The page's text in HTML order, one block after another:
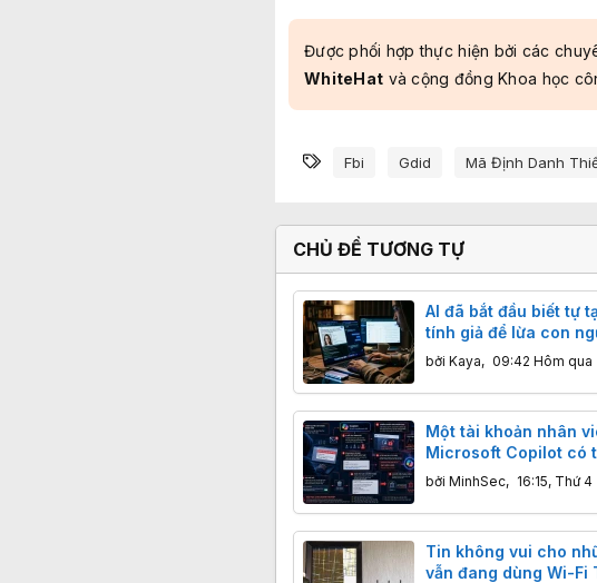
Được phối hợp thực hiện bởi các
WhiteHat và cộng đồng Khoa học
Từ khóa
Fbi Gdid Mã Định Danh
CHỦ ĐỀ TƯƠNG TỰ
AI đã bắt đầu biết tự
tính giả để lừa con
bởi Kaya, 09:42 Hôm qua
Một tài khoản nhân
Microsoft Copilot có
tin tặc chiếm luôn tài
bởi MinhSec, 16:15, Thứ 4
Tin không vui cho
vẫn đang dùng Wi-Fi